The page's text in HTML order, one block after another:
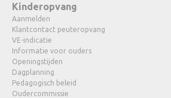
Kinderopvang
Aanmelden
Klantcontact peuteropvang
VE-indicatie
Informatie voor ouders
Openingstijden
Dagplanning
Pedagogisch beleid
Oudercommissie